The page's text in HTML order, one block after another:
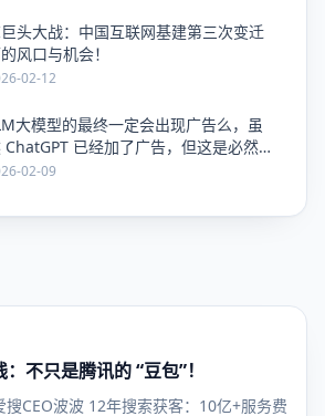
头大战：中国互联网基建第三次变迁
风口与机会！
02-12
大模型的最终一定会出现广告么，虽
ChatGPT 已经加了广告，但这是必然终
？
02-09
不只是腾讯的 “豆包”！
CEO波波 12年搜索获客：10亿+服务费